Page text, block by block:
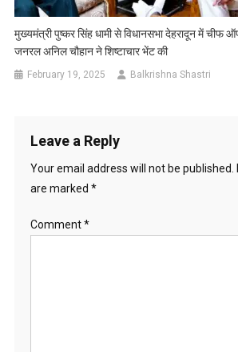
मुख्यमंत्री पुष्कर सिंह धामी से विधानसभा देहरादून में
जनरल अनिल चौहान ने शिष्टाचार भेंट की
February 19, 2025 Balkrishna Shastri
Leave a Reply
Your email address will not be published.
are marked *
Comment*